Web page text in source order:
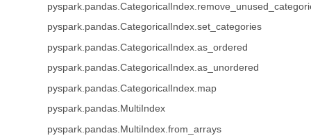
pyspark.pandas.CategoricalIndex.set_categories
pyspark.pandas.CategoricalIndex.as_ordered
pyspark.pandas.CategoricalIndex.as_unordered
pyspark.pandas.CategoricalIndex.map
pyspark.pandas.MultiIndex
pyspark.pandas.MultiIndex.from_arrays